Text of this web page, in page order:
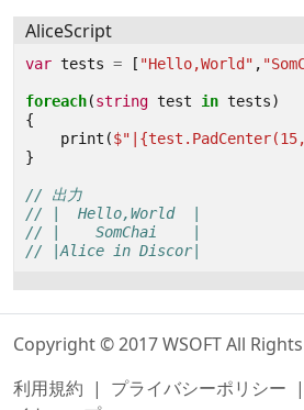
AliceScript
var tests = [ "Hello,World" ,
foreach(string test in tests)
{
print (
}
// 出力
// |  Hello,World  |
// |    SomChai    |
// |Alice in Discor|
Copyright © 2017 WSOFT All
利用規約 | プライバシーポリシー |